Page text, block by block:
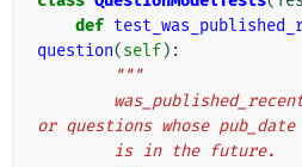
def
question(self):
"""
or questions whose pub_date
        is in the future.